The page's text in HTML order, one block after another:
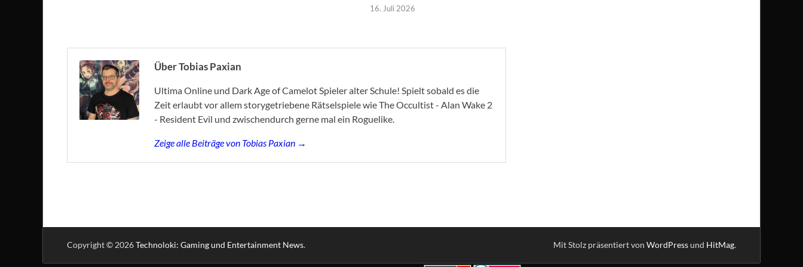
16. Juli 2026
Über Tobias Paxian
Ultima Online und Dark Age of Camelot Spieler alter Schule! Spielt sobald es die
Zeit erlaubt vor allem storygetriebene Rätselspiele wie The Occultist - Alan Wake 2
- Resident Evil und zwischendurch gerne mal ein Roguelike.
Zeige alle Beiträge von Tobias Paxian →
Copyright © 2026Technoloki: Gaming und Entertainment News. Mit Stolz präsentiert von WordPressund HitMag.